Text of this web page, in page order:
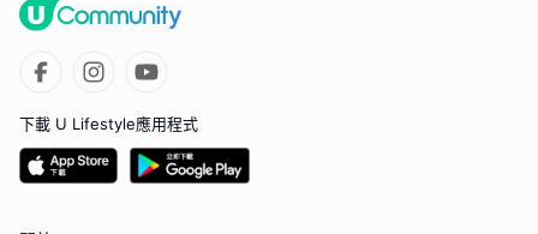
下載 U Lifestyle應用程式